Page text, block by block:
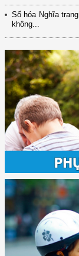
Số hóa Nghĩa
không...